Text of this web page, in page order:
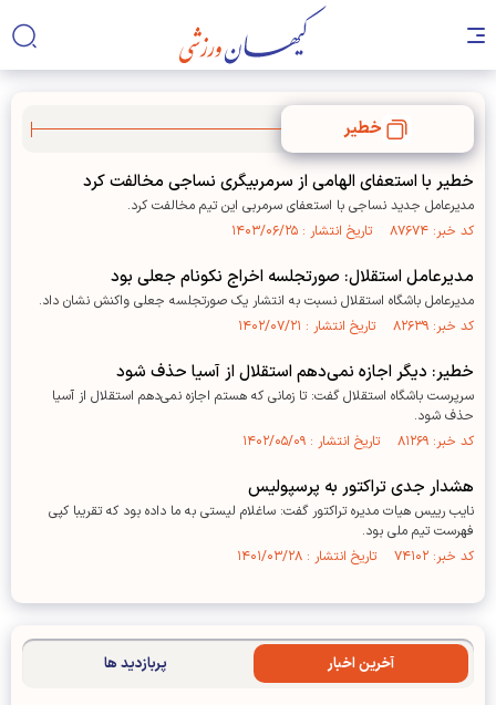
خطیر
خطیر با استعفای الهامی از سرمربیگری نساجی مخالفت کرد
مدیرعامل جدید نساجی با استعفای سرمربی این تیم مخالفت کرد.
کد خبر: ۸۷۶۷۴ تاریخ انتشار : ۱۴۰۳/۰۶/۲۵
مدیرعامل استقلال: صورتجلسه اخراج نکونام جعلی بود
مدیرعامل باشگاه استقلال نسبت به انتشار یک صورتجلسه جعلی واکنش نشان داد.
کد خبر: ۸۲۶۳۹ تاریخ انتشار : ۱۴۰۲/۰۷/۲۱
خطیر: دیگر اجازه نمی‌دهم استقلال از آسیا حذف شود
سرپرست باشگاه استقلال گفت: تا زمانی که هستم اجازه نمی‌دهم استقلال از آسیا
حذف شود.
کد خبر: ۸۱۲۶۹ تاریخ انتشار : ۱۴۰۲/۰۵/۰۹
هشدار جدی تراکتور به پرسپولیس
نایب رییس هیات مدیره تراکتور گفت: ساغلام لیستی به ما داده بود که تقریبا کپی
فهرست تیم ملی بود.
کد خبر: ۷۴۱۰۲ تاریخ انتشار : ۱۴۰۱/۰۳/۲۸
آخرین اخبار پربازدید ها